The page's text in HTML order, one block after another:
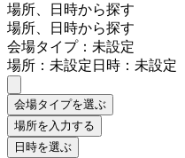
場所、日時から探す
場所、日時から探す
会場タイプ：未設定
場所：未設定日時：未設定
会場タイプを選ぶ
場所を入力する
日時を選ぶ